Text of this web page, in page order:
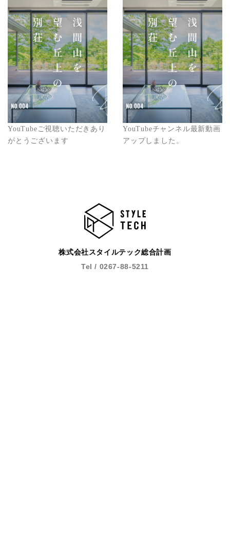
YouTubeご視聴いただきあり
がとうございます
YouTubeチャンネル最新動画
アップしました。
株式会社スタイルテック総合計画
Tel / 0267-88-5211